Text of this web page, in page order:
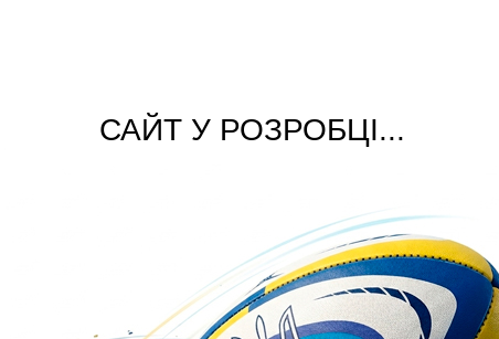
САЙТ У РОЗРОБЦІ...